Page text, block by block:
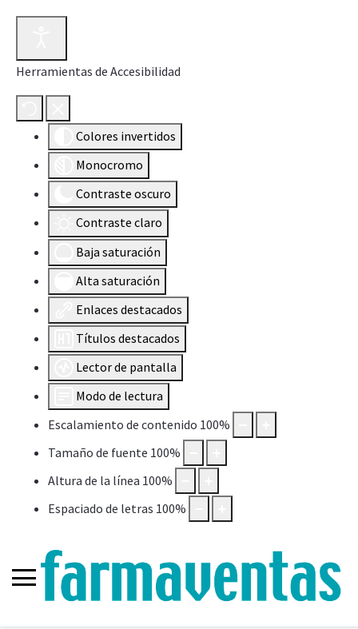
Herramientas de Accesibilidad
Colores invertidos
Monocromo
Contraste oscuro
Contraste claro
Baja saturación
Alta saturación
Enlaces destacados
Títulos destacados
Lector de pantalla
Modo de lectura
Escalamiento de contenido 100%
Tamaño de fuente 100%
Altura de la línea 100%
Espaciado de letras 100%